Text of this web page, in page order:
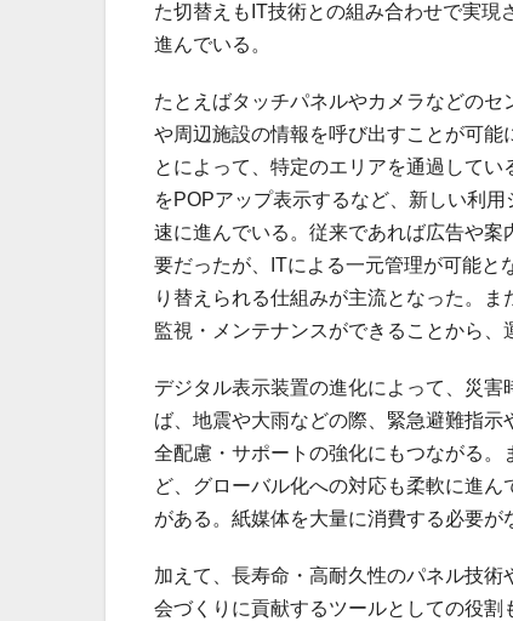
た切替えもIT技術との組み合わせで実現
進んでいる。
たとえばタッチパネルやカメラなどの
や周辺施設の情報を呼び出すことが可
とによって、特定のエリアを通過して
をPOPアップ表示するなど、新しい利
速に進んでいる。従来であれば広告や
要だったが、ITによる一元管理が可能と
り替えられる仕組みが主流となった。
監視・メンテナンスができることから、
デジタル表示装置の進化によって、災
ば、地震や大雨などの際、緊急避難指
全配慮・サポートの強化にもつながる
ど、グローバル化への対応も柔軟に進
がある。紙媒体を大量に消費する必要が
加えて、長寿命・高耐久性のパネル技
会づくりに貢献するツールとしての役